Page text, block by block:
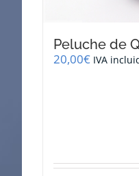
Peluche de
20,00€ IVA